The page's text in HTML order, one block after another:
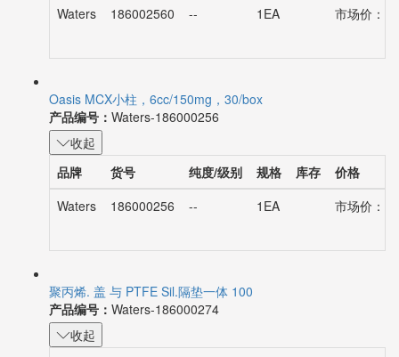
Waters
186002560 -- 1EA 市场价：
Oasis MCX小柱，6cc/150mg，30/box
产品编号： Waters-186000256
收起
品牌
货号 纯度/级别 规格 库存
价格
Waters
186000256 -- 1EA 市场价：
聚丙烯. 盖 与 PTFE Sil.隔垫一体 100
产品编号： Waters-186000274
收起